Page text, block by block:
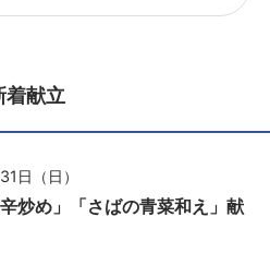
着献立
日（日）
辛炒め」「さばの青菜和え」献